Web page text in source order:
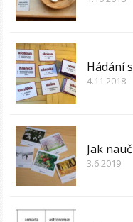
Hádání
4.11.2018
Jak
3.6.2019